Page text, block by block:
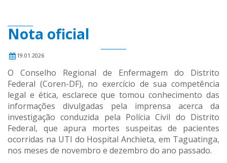
Nota oficial
19.01.2026
O Conselho Regional de Enfermagem do Distrito
Federal (Coren-DF), no exercício de sua competência
legal e ética, esclarece que tomou conhecimento das
informações divulgadas pela imprensa acerca da
investigação conduzida pela Polícia Civil do Distrito
Federal, que apura mortes suspeitas de pacientes
ocorridas na UTI do Hospital Anchieta, em Taguatinga,
nos meses de novembro e dezembro do ano passado.